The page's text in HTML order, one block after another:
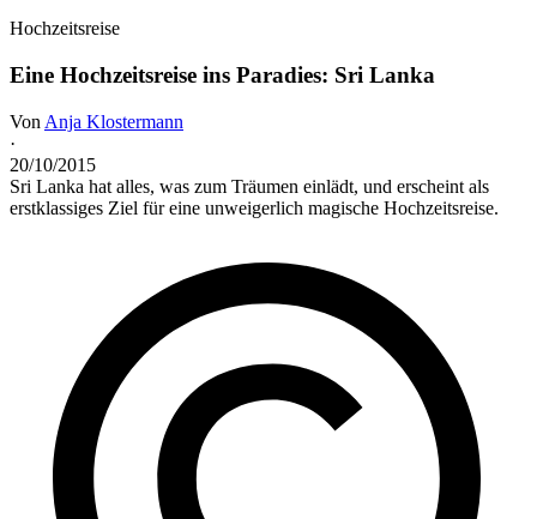
Hochzeitsreise
Eine Hochzeitsreise ins Paradies: Sri Lanka
Von Anja Klostermann
·
20/10/2015
Sri Lanka hat alles, was zum Träumen einlädt, und erscheint als
erstklassiges Ziel für eine unweigerlich magische Hochzeitsreise.